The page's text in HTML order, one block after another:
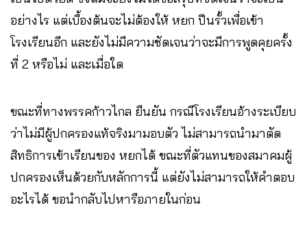
อย่างไร แต่เบื้องต้นจะไม่ต้องให้ หยก ปีนรั้วเพื่อเข้า
โรงเรียนอีก และยังไม่มีความชัดเจนว่าจะมีการพูดคุยครั้ง
ที่ 2 หรือไม่ และเมื่อใด
ขณะที่ทางพรรคก้าวไกล ยืนยัน กรณีโรงเรียนอ้างระเบียบ
ว่าไม่มีผู้ปกครองแท้จริงมามอบตัว ไม่สามารถนำมาตัด
สิทธิการเข้าเรียนของ หยกได้ ขณะที่ตัวแทนของสมาคมผู้
ปกครองเห็นด้วยกับหลักการนี้ แต่ยังไม่สามารถให้คำตอบ
อะไรได้ ขอนำกลับไปหารือภายในก่อน